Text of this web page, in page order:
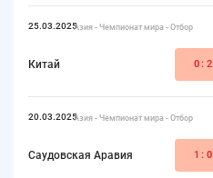
25.03.2025Азия - Чемпионат мира - Отбор
Китай 0:2
20.03.2025Азия - Чемпионат мира - Отбор
Саудовская Аравия 1: 0